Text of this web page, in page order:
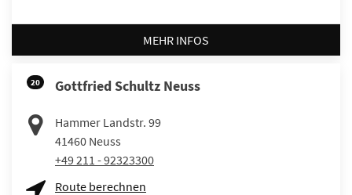
MEHR INFOS
20 Gottfried Schultz Neuss
Hammer Landstr. 99
41460 Neuss
+49 211 - 92323300
Route berechnen